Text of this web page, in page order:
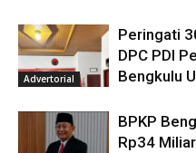
Advertorial
Peringati
DPC PDI
Bengkulu
BPKP
Rp34